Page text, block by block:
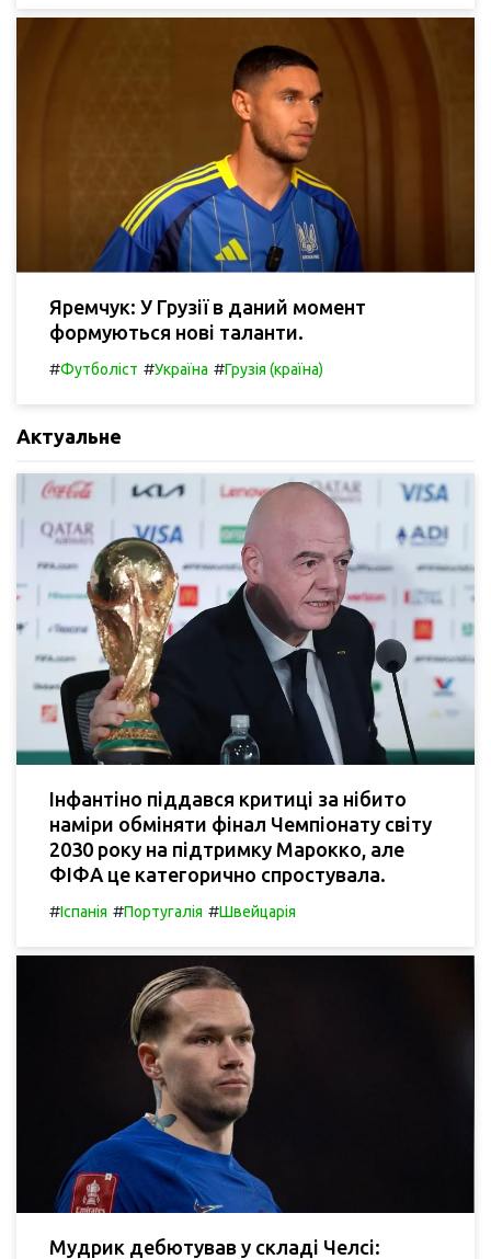
Яремчук: У Грузії в даний момент
формуються нові таланти.
#Футболіст #Україна #Грузія (країна)
Актуальне
Інфантіно піддався критиці за нібито
наміри обміняти фінал Чемпіонату світу
2030 року на підтримку Марокко, але
ФІФА це категорично спростувала.
#Іспанія #Португалія #Швейцарія
Мудрик дебютував у складі Челсі: